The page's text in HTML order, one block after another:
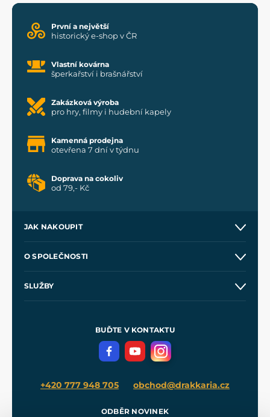
První a největší
historický e-shop v ČR
Vlastní kovárna
šperkařství i brašnářství
Zakázková výroba
pro hry, filmy i hudební kapely
Kamenná prodejna
otevřena 7 dní v týdnu
Doprava na cokoliv
od 79,- Kč
JAK NAKOUPIT
Velkoobchod
O SPOLEČNOSTI
SLUŽBY
Meče pro Kingdom Come
BUĎTE V KONTAKTU
+420 777 948 705 obchod@drakkaria.cz
ODBĚR NOVINEK